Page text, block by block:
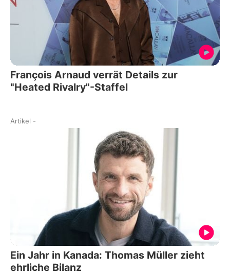
François Arnaud verrät Details zur
"Heated Rivalry"-Staffel
Artikel -
Ein Jahr in Kanada: Thomas Müller zieht
ehrliche Bilanz